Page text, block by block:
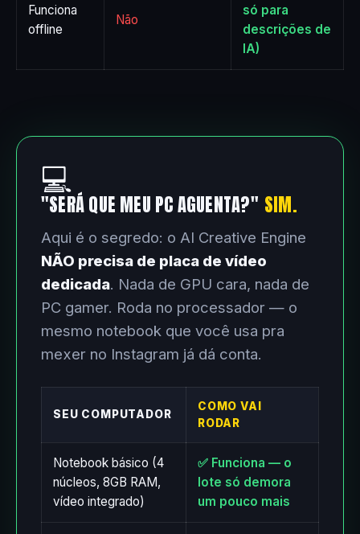
Funciona
offline
Não
só para
descrições de
IA)
💻
"SERÁ QUE MEU PC AGUENTA?" SIM.
Aqui é o segredo: o AI Creative Engine
NÃO precisa de placa de vídeo
dedicada. Nada de GPU cara, nada de
PC gamer. Roda no processador — o
mesmo notebook que você usa pra
mexer no Instagram já dá conta.
SEU COMPUTADOR
COMO VAI
RODAR
Notebook básico (4
núcleos, 8GB RAM,
vídeo integrado)
✅ Funciona — o
lote só demora
um pouco mais